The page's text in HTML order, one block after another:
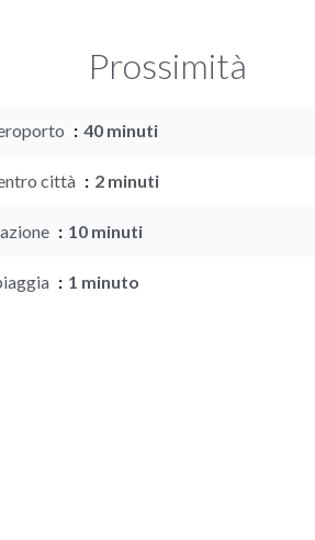
Prossimità
40 minuti
città 2 minuti
10 minuti
1 minuto